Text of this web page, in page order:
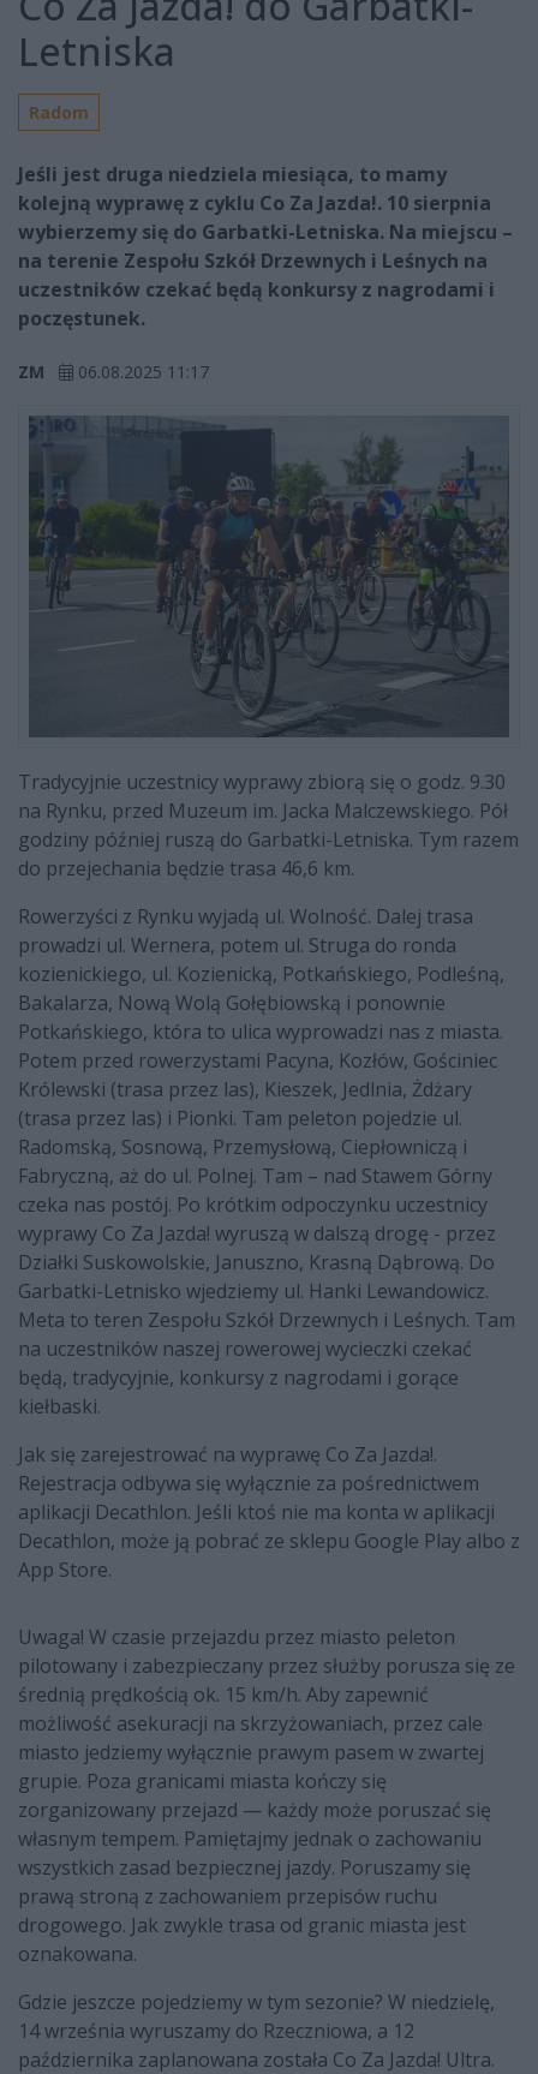
Letniska
Radom
Jeśli jest druga niedziela miesiąca, to mamy
kolejną wyprawę z cyklu Co Za Jazda!. 10 sierpnia
wybierzemy się do Garbatki-Letniska. Na miejscu –
na terenie Zespołu Szkół Drzewnych i Leśnych na
uczestników czekać będą konkursy z nagrodami i
poczęstunek.
ZM 06.08.2025 11:17
Tradycyjnie uczestnicy wyprawy zbiorą się o godz. 9.30
na Rynku, przed Muzeum im. Jacka Malczewskiego. Pół
godziny później ruszą do Garbatki-Letniska. Tym razem
do przejechania będzie trasa 46,6 km.
Rowerzyści z Rynku wyjadą ul. Wolność. Dalej trasa
prowadzi ul. Wernera, potem ul. Struga do ronda
kozienickiego, ul. Kozienicką, Potkańskiego, Podleśną,
Bakalarza, Nową Wolą Gołębiowską i ponownie
Potkańskiego, która to ulica wyprowadzi nas z miasta.
Potem przed rowerzystami Pacyna, Kozłów, Gościniec
Królewski (trasa przez las), Kieszek, Jedlnia, Żdżary
(trasa przez las) i Pionki. Tam peleton pojedzie ul.
Radomską, Sosnową, Przemysłową, Ciepłowniczą i
Fabryczną, aż do ul. Polnej. Tam – nad Stawem Górny
czeka nas postój. Po krótkim odpoczynku uczestnicy
wyprawy Co Za Jazda! wyruszą w dalszą drogę - przez
Działki Suskowolskie, Januszno, Krasną Dąbrową. Do
Garbatki-Letnisko wjedziemy ul. Hanki Lewandowicz.
Meta to teren Zespołu Szkół Drzewnych i Leśnych. Tam
na uczestników naszej rowerowej wycieczki czekać
będą, tradycyjnie, konkursy z nagrodami i gorące
kiełbaski.
Jak się zarejestrować na wyprawę Co Za Jazda!.
Rejestracja odbywa się wyłącznie za pośrednictwem
aplikacji Decathlon. Jeśli ktoś nie ma konta w aplikacji
Decathlon, może ją pobrać ze sklepu Google Play albo z
App Store.
Uwaga! W czasie przejazdu przez miasto peleton
pilotowany i zabezpieczany przez służby porusza się ze
średnią prędkością ok. 15 km/h. Aby zapewnić
możliwość asekuracji na skrzyżowaniach, przez cale
miasto jedziemy wyłącznie prawym pasem w zwartej
grupie. Poza granicami miasta kończy się
zorganizowany przejazd — każdy może poruszać się
własnym tempem. Pamiętajmy jednak o zachowaniu
wszystkich zasad bezpiecznej jazdy. Poruszamy się
prawą stroną z zachowaniem przepisów ruchu
drogowego. Jak zwykle trasa od granic miasta jest
oznakowana.
Gdzie jeszcze pojedziemy w tym sezonie? W niedzielę,
14 września wyruszamy do Rzeczniowa, a 12
października zaplanowana została Co Za Jazda! Ultra.